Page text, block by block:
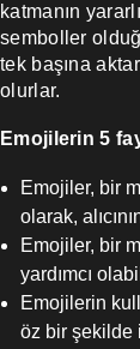
katmanın
semboller
tek başına
olurlar.
Emojilerin 5
Emojiler, bir
olarak,
Emojiler, bir
yardımcı
Emojilerin
öz bir şekilde